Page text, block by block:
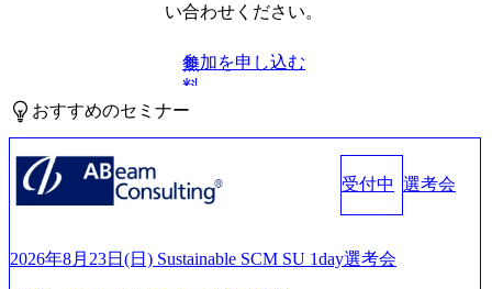
い合わせください。
無
料
参加を申し込む
おすすめのセミナー
受付中 選考会
2026年8月23日(日) Sustainable SCM SU 1day選考会